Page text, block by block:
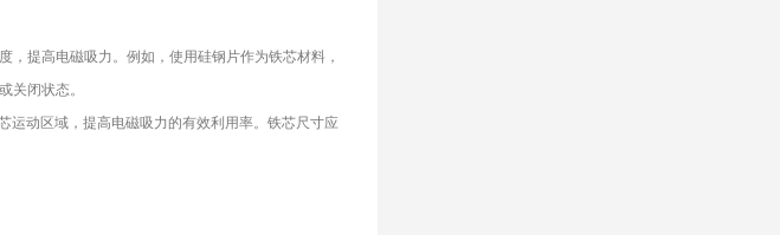
提高电磁吸力。例如，使用硅钢片作为铁芯材料，
关闭状态。
运动区域，提高电磁吸力的有效利用率。铁芯尺寸应